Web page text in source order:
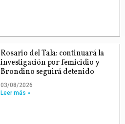
Rosario del Tala: continuará la
investigación por femicidio y
Brondino seguirá detenido
03/08/2026
Leer más »